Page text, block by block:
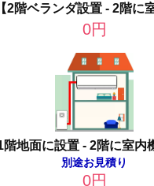
【2階ベランダ設置 - 2階に
0円
1階地面に設置 - 2階に室内
別途お見積り
0円